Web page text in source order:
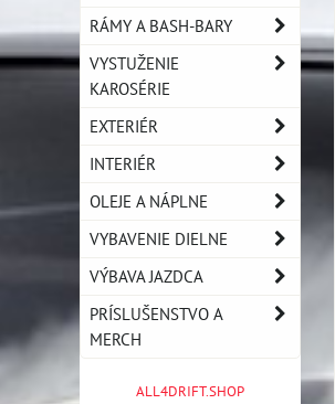
RÁMY A BASH-BARY
VYSTUŽENIE
KAROSÉRIE
EXTERIÉR
INTERIÉR
OLEJE A NÁPLNE
VYBAVENIE DIELNE
VÝBAVA JAZDCA
PRÍSLUŠENSTVO A
MERCH
ALL4DRIFT.SHOP